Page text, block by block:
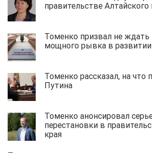
правительстве Алтайского
Томенко призвал не ждать
мощного рывка в развитии
Томенко рассказал, на что
Путина
Томенко анонсировал
перестановки в
края